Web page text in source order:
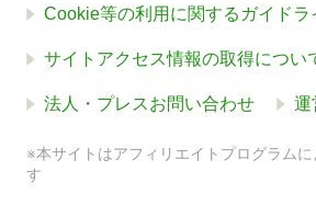
Cookie等の利用に関するガイドラ
サイトアクセス情報の取得につい
法人・プレスお問い合わせ 運
※本サイトはアフィリエイトプログラム
す